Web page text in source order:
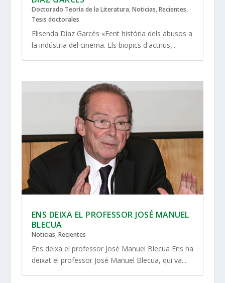
Doctorado Teoría de la Literatura, Noticias, Recientes,
Tesis doctorales
Elisenda Díaz Garcés «Fent història dels abusos a
la indústria del cinema. Els biopics d'actrius,...
ENS DEIXA EL PROFESSOR JOSÉ MANUEL
BLECUA
Noticias, Recientes
Ens deixa el professor José Manuel Blecua Ens ha
deixat el professor José Manuel Blecua, qui va...